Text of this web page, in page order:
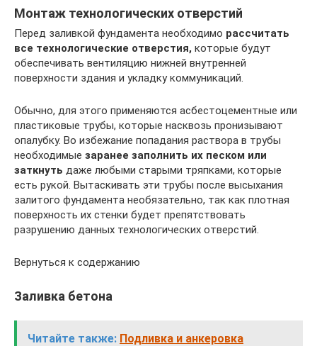
Монтаж технологических отверстий
Перед заливкой фундамента необходимо рассчитать
все технологические отверстия, которые будут
обеспечивать вентиляцию нижней внутренней
поверхности здания и укладку коммуникаций.
Обычно, для этого применяются асбестоцементные или
пластиковые трубы, которые насквозь пронизывают
опалубку. Во избежание попадания раствора в трубы
необходимые заранее заполнить их песком или
заткнуть даже любыми старыми тряпками, которые
есть рукой. Вытаскивать эти трубы после высыхания
залитого фундамента необязательно, так как плотная
поверхность их стенки будет препятствовать
разрушению данных технологических отверстий.
Вернуться к содержанию
Заливка бетона
Читайте также: Подливка и анкеровка